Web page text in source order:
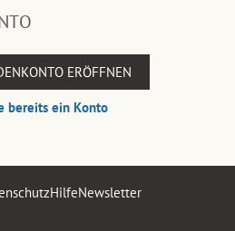
ERÖFFNEN
bereits ein Konto
HilfeNewsletter